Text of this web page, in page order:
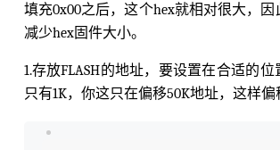
填充0x00之后，这个hex就相对很大，
减少hex固件大小。
1.存放FLASH的地址，要设置在合适的
只有1K，你这只在偏移50K地址，这样偏